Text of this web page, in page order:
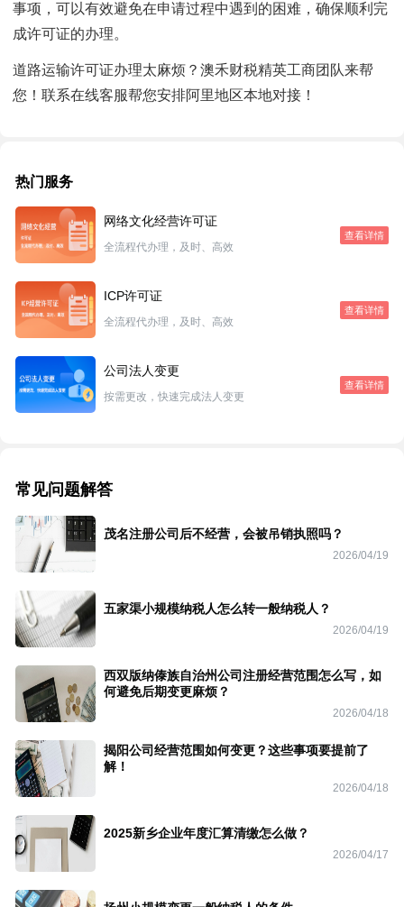
事项，可以有效避免在申请过程中遇到的困难，确保顺利完
成许可证的办理。
道路运输许可证办理太麻烦？澳禾财税精英工商团队来帮
您！联系在线客服帮您安排阿里地区本地对接！
热门服务
网络文化经营许可证
全流程代办理，及时、高效
查看详情
ICP许可证
全流程代办理，及时、高效
查看详情
公司法人变更
按需更改，快速完成法人变更
查看详情
常见问题解答
茂名注册公司后不经营，会被吊销执照吗？
2026/04/19
五家渠小规模纳税人怎么转一般纳税人？
2026/04/19
西双版纳傣族自治州公司注册经营范围怎么写，如
何避免后期变更麻烦？
2026/04/18
揭阳公司经营范围如何变更？这些事项要提前了
解！
2026/04/18
2025新乡企业年度汇算清缴怎么做？
2026/04/17